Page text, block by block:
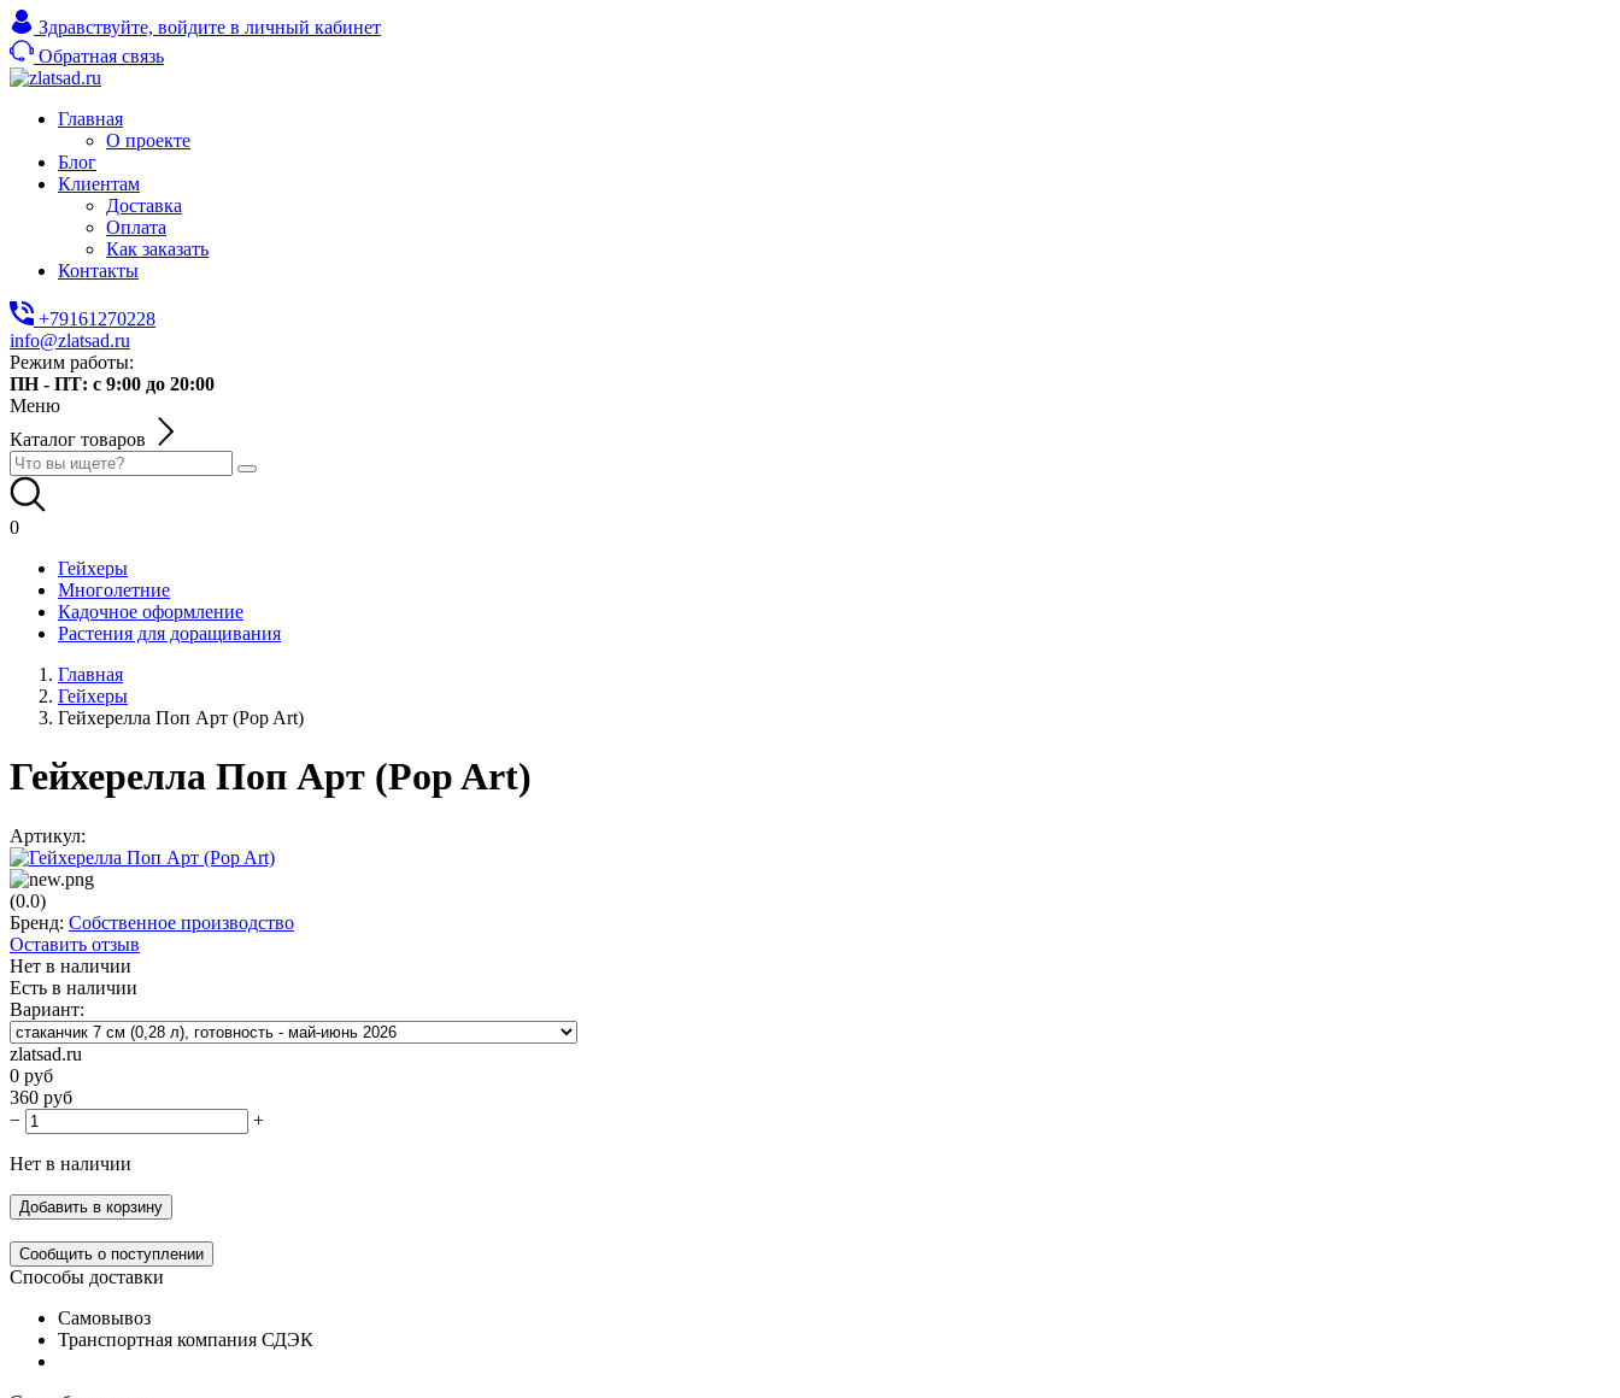
Здравствуйте, войдите в личный кабинет
Обратная связь
Главная
О проекте
Блог
Клиентам
Доставка
Оплата
Как заказать
Контакты
+79161270228
info@zlatsad.ru
Режим работы:
ПН - ПТ: с 9:00 до 20:00
Меню
Каталог товаров
0
Гейхеры
Многолетние
Кадочное оформление
Растения для доращивания
Главная
Гейхеры
Гейхерелла Поп Арт (Pop Art)
Гейхерелла Поп Арт (Pop Art)
Артикул:
(0.0)
Бренд: Собственное производство
Оставить отзыв
Нет в наличии
Есть в наличии
Вариант:
zlatsad.ru
0 руб
360 руб
−
+
Нет в наличии
Добавить в корзину
Сообщить о поступлении
Способы доставки
Самовывоз
Транспортная компания СДЭК